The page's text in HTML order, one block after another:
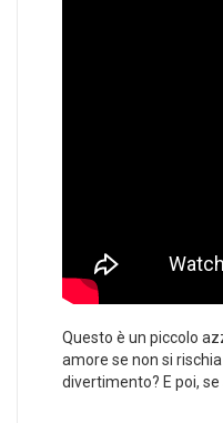
Questo è un piccolo
amore se non si rischia
divertimento? E poi,